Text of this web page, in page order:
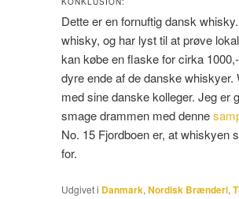
Dette er en fornuftig dansk
whisky, og har lyst til at prøve
kan købe en flaske for cirka
dyre ende af de danske
med sine danske kolleger. Jeg er
smage drammen med denne
No. 15 Fjordboen er, at whiskyen
for.
Udgivet i Danmark, Nordisk Brænderi,